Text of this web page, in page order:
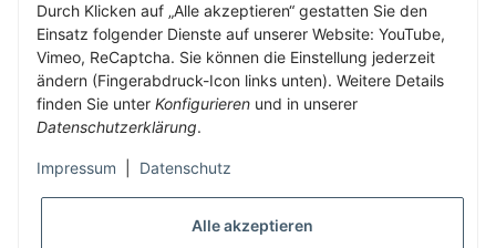
Inh.Herbert Schinnerl
Kirchdorf am Inn 5
4982 Kirchdorf am Inn
info@herbis-anglerladen.at
Durch Klicken auf „Alle akzeptieren“ gestatten Sie den
Einsatz folgender Dienste auf unserer Website: YouTube,
Vimeo, ReCaptcha. Sie können die Einstellung jederzeit
ändern (Fingerabdruck-Icon links unten). Weitere Details
finden Sie unter Konfigurieren und in unserer
Datenschutzerklärung.
Impressum Datenschutz
Alle akzeptieren